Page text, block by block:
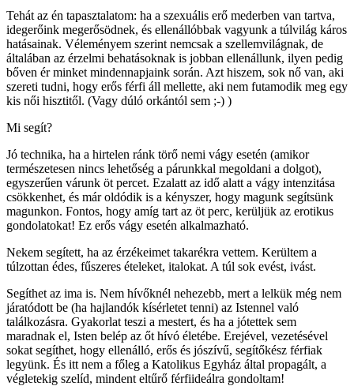
Tehát az én tapasztalatom: ha a szexuális erő mederben van tartva,
idegerőink megerősödnek, és ellenállóbbak vagyunk a túlvilág káros
hatásainak. Véleményem szerint nemcsak a szellemvilágnak, de
általában az érzelmi behatásoknak is jobban ellenállunk, ilyen pedig
bőven ér minket mindennapjaink során. Azt hiszem, sok nő van, aki
szereti tudni, hogy erős férfi áll mellette, aki nem futamodik meg egy
kis női hisztitől. (Vagy dúló orkántól sem ;-) )
Mi segít?
Jó technika, ha a hirtelen ránk törő nemi vágy esetén (amikor
természetesen nincs lehetőség a párunkkal megoldani a dolgot),
egyszerűen várunk öt percet. Ezalatt az idő alatt a vágy intenzitása
csökkenhet, és már oldódik is a kényszer, hogy magunk segítsünk
magunkon. Fontos, hogy amíg tart az öt perc, kerüljük az erotikus
gondolatokat! Ez erős vágy esetén alkalmazható.
Nekem segített, ha az érzékeimet takarékra vettem. Kerültem a
túlzottan édes, fűszeres ételeket, italokat. A túl sok evést, ivást.
Segíthet az ima is. Nem hívőknél nehezebb, mert a lelkük még nem
járatódott be (ha hajlandók kísérletet tenni) az Istennel való
találkozásra. Gyakorlat teszi a mestert, és ha a jótettek sem
maradnak el, Isten belép az őt hívó életébe. Erejével, vezetésével
sokat segíthet, hogy ellenálló, erős és jószívű, segítőkész férfiak
legyünk. És itt nem a főleg a Katolikus Egyház által propagált, a
végletekig szelíd, mindent eltűrő férfiideálra gondoltam!